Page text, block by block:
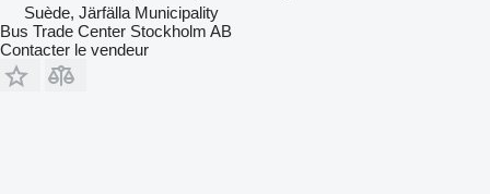
Suède, Järfälla Municipality
Bus Trade Center Stockholm AB
Contacter le vendeur